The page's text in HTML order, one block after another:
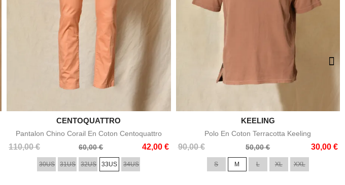
Aperçu rapide
CENTOQUATTRO
Pantalon Chino Corail En Coton Centoquattro
110,00 €
Prix
60,00 € 42,00 €
Prix
30US 31US 32US 33US 34US
Aperçu rapide
KEELING
Polo En Coton Terracotta Keeling
90,00 €
Prix
50,00 € 30,00 €
Prix
S M L XL XXL